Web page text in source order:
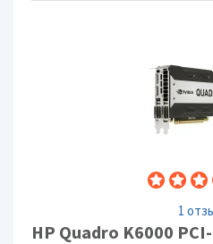
1
HP Quadro K6000